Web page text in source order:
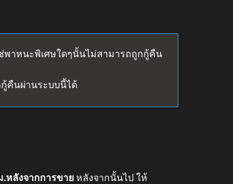
พาหนะพิเศษใดๆนั้นไม่สามารถถูกกู้คืน
คืนผ่านระบบนี้ได้
.หลังจากการขาย หลังจากนั้นไป ให้